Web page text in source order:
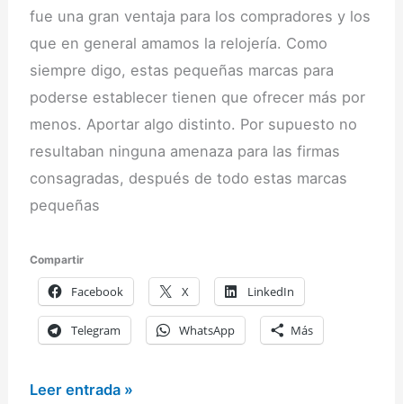
fue una gran ventaja para los compradores y los
que en general amamos la relojería. Como
siempre digo, estas pequeñas marcas para
poderse establecer tienen que ofrecer más por
menos. Aportar algo distinto. Por supuesto no
resultaban ninguna amenaza para las firmas
consagradas, después de todo estas marcas
pequeñas
Compartir
Facebook X LinkedIn
Telegram WhatsApp Más
Comprar
Leer entrada »